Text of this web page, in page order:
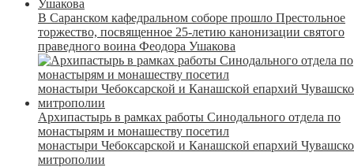
В Саранском кафедральном соборе прошло Престольное
торжество, посвященное 25-летию канонизации святого
праведного воина Феодора Ушакова
Архипастырь в рамках работы Синодального отдела по
монастырям и монашеству посетил
монастыри Чебоксарской и Канашской епархий
митрополии